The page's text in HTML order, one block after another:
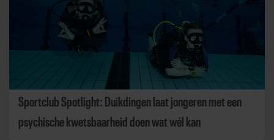
Sportclub Spotlight: Duikdingen laat jongeren met een
psychische kwetsbaarheid doen wat wél kan